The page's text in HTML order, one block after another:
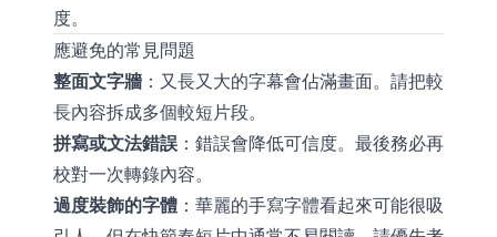
度。
應避免的常見問題
整面文字牆 ：又長又大的字幕會佔滿畫面。請把較
長內容拆成多個較短片段。
拼寫或文法錯誤 ：錯誤會降低可信度。最後務必再
校對一次轉錄內容。
過度裝飾的字體 ：華麗的手寫字體看起來可能很吸